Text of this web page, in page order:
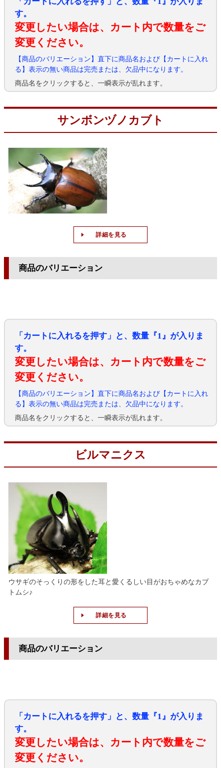
す。
変更したい場合は、カート内で数量をご
変更ください。
【商品のバリエーション】直下に商品名および【カートに入れ
る】表示の無い商品は完売または、欠品中になります。
商品名をクリックすると、一瞬表示が乱れます。
サンボンヅノカブト
詳細を見る
商品のバリエーション
「カートに入れるを押す」と、数量『1』が入りま
す。
変更したい場合は、カート内で数量をご
変更ください。
【商品のバリエーション】直下に商品名および【カートに入れ
る】表示の無い商品は完売または、欠品中になります。
商品名をクリックすると、一瞬表示が乱れます。
ビルマニクス
ウサギのそっくりの形をした耳と愛くるしい目がおちゃめなカブ
トムシ♪
詳細を見る
商品のバリエーション
「カートに入れるを押す」と、数量『1』が入りま
す。
変更したい場合は、カート内で数量をご
変更ください。